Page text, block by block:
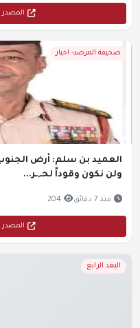
المصدر
صحيفة المرصد- اخبار
العميد بن سلم: أرض
ولن نكون وقوداً لحـ,ـر...
منذ 7 دقائق 204
المصدر
البعد الرابع